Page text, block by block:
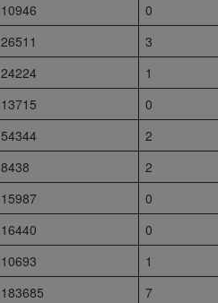
10946 0
26511 3
24224 1
13715 0
54344 2
8438 2
15987 0
16440 0
10693 1
183685 7